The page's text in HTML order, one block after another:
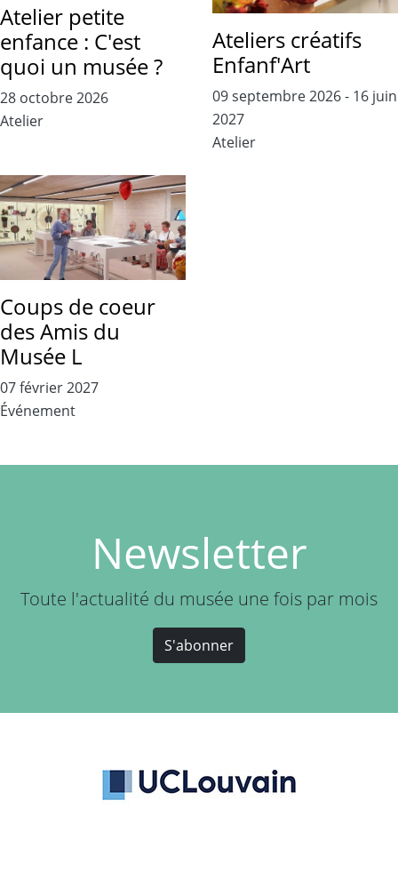
Atelier petite
enfance : C'est
quoi un musée ?
28 octobre 2026
Atelier
Ateliers créatifs
Enfanf'Art
09 septembre 2026- 16 juin
2027
Atelier
Coups de coeur
des Amis du
Musée L
07 février 2027
Événement
Newsletter
Toute l'actualité du musée une fois par mois
S'abonner